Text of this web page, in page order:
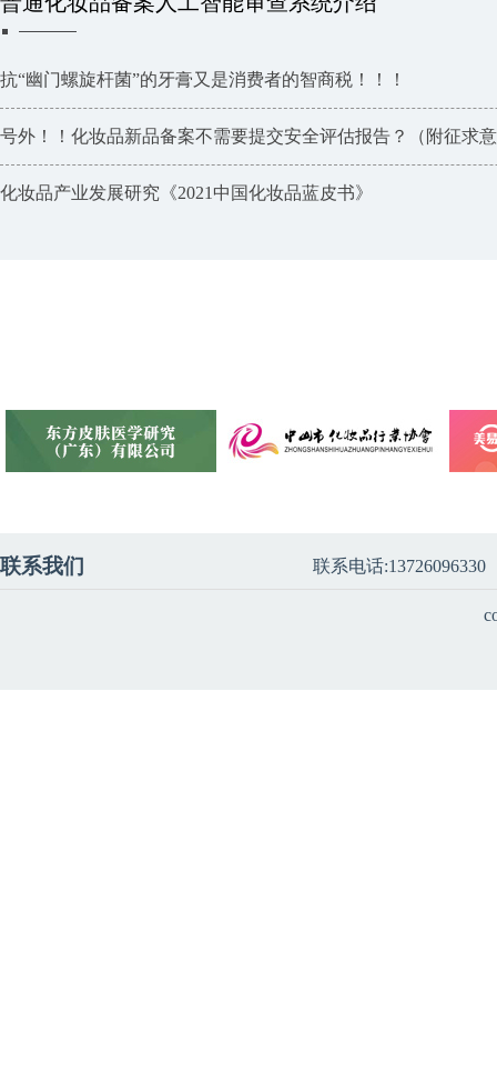
抗“幽门螺旋杆菌”的牙膏又是消费者的智商税！！！
号外！！化妆品新品备案不需要提交安全评估报告？（附征求
化妆品产业发展研究《2021中国化妆品蓝皮书》
联系我们 联系电话:13726096330